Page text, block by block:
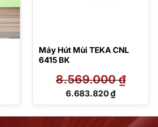
Máy Hút Mùi TEKA CNL
6415 BK
8.569.000₫
Giá
8.569.000 ₫.
6.683.820₫
Giá